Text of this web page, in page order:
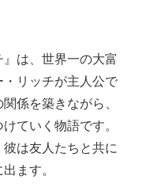
は、世界一の大富
リッチが主人公で
係を築きながら、
ていく物語です。
は友人たちと共に
ます。